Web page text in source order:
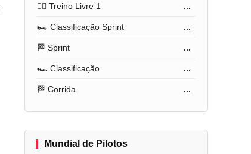
🏋️‍♂️ Treino Livre 1 ...
🏎️ Classificação Sprint ...
🏁 Sprint ...
🏎️ Classificação ...
🏁 Corrida ...
Mundial de Pilotos